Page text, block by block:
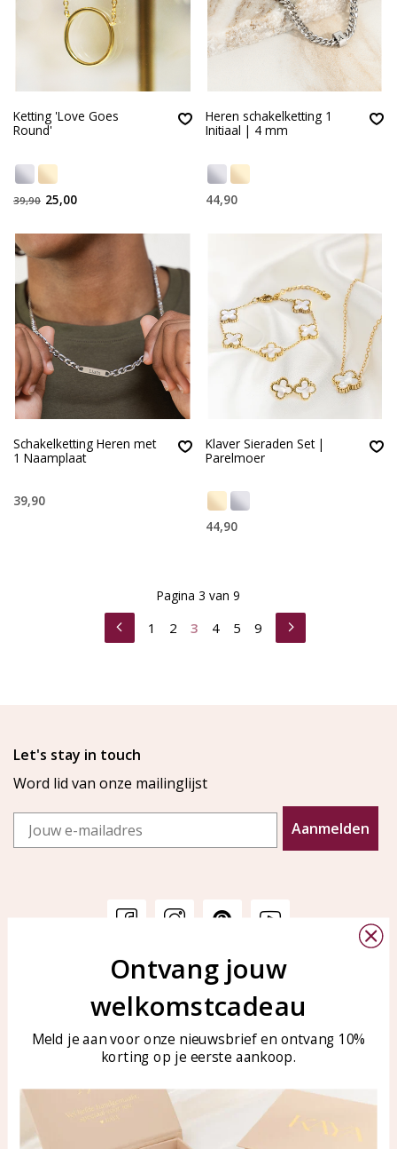
Ketting 'Love Goes
Round'
39,90 25,00
Heren schakelketting 1
Initiaal | 4 mm
44,90
Schakelketting Heren met
1 Naamplaat
39,90
Klaver Sieraden Set |
Parelmoer
44,90
1 2 3 4 5 9
Pagina 3 van 9
Let's stay in touch
Word lid van onze mailinglijst
Email
Aanmelden
Veelgestelde vragen
Sieraden onderhouden
KAYA Sieraden
Bellen of WhatsApp Ma-Vr
tussen 09:00-17:00
Tel: 0850003187
WhatsApp: 0850003187
klantenservice@kayasierade
Ontvang jouw
welkomstcadeau
Meld je aan voor onze nieuwsbrief en ontvang 10%
korting op je eerste aankoop.